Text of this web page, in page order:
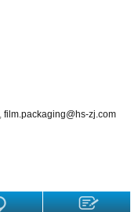
film.packaging@hs-zj.com